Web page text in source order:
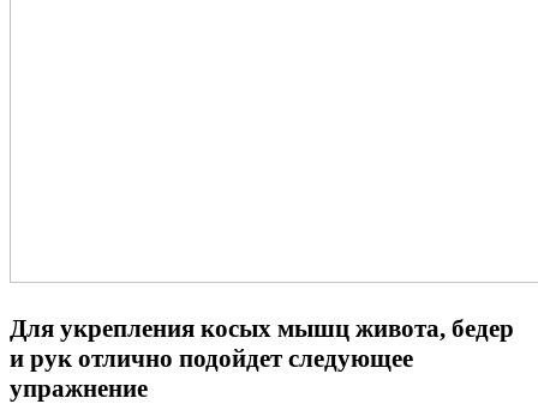
Для укрепления косых мышц живота, бедер
и рук отлично подойдет следующее
упражнение